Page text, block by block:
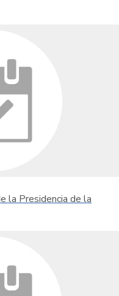
la Presidencia de la